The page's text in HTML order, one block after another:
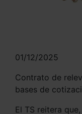
01/12/2025
Contrato de
bases de
El TS reitera